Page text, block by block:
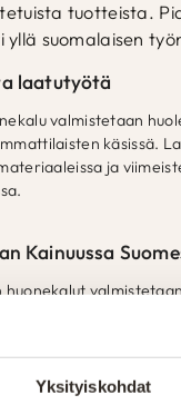
Yksityiskohdat
tuotteista.
yllä suomalaisen
laatutyötä
valmistetaan
käsissä.
ja
Kainuussa
huonekalut
loppuun. Oma
ja tuotteiden